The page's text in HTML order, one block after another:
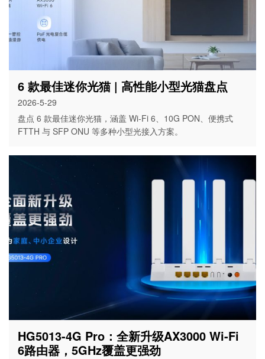
6 款最佳迷你光猫 | 高性能小型光猫盘点
2026-5-29
盘点 6 款最佳迷你光猫，涵盖 Wi-Fi 6、10G PON、便携式
FTTH 与 SFP ONU 等多种小型光接入方案。
HG5013-4G Pro：全新升级AX3000 Wi-Fi
6路由器，5GHz覆盖更强劲